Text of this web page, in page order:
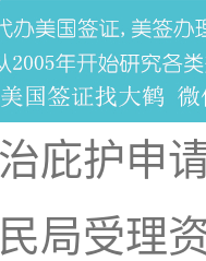
庇护申
局受理